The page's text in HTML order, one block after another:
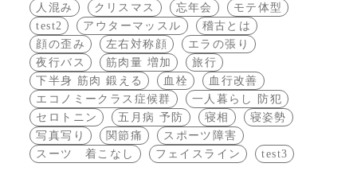
人混み
クリスマス 忘年会
モテ体型
test2
アウターマッスル
稽古とは
顔の歪み
左右対称顔
エラの張り
夜行バス
筋肉量 増加
旅行
下半身 筋肉 鍛える
血栓
血行改善
エコノミークラス症候群
一人暮らし 防犯
セロトニン
五月病 予防 寝相
寝姿勢
写真写り
関節痛
スポーツ障害
スーツ 着こなし
フェイスライン test3